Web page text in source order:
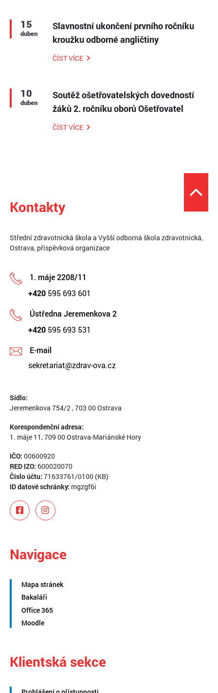
15
duben
Slavnostní ukončení prvního ročníku
kroužku odborné angličtiny
ČÍST VÍCE
10
duben
Soutěž ošetřovatelských dovedností
žáků 2. ročníku oborů Ošetřovatel
ČÍST VÍCE
Kontakty
Střední zdravotnická škola a Vyšší odborná škola zdravotnická,
Ostrava, příspěvková organizace
1. máje 2208/11
+420 595 693 601
Ústředna Jeremenkova 2
+420 595 693 531
E-mail
sekretariat@zdrav-ova.cz
Sídlo:
Jeremenkova 754/2 , 703 00 Ostrava
Korespondenční adresa:
1. máje 11, 709 00 Ostrava-Mariánské Hory
IČO: 00600920
RED IZO: 600020070
Číslo účtu: 71633761/0100 (KB)
ID datové schránky: mgzgf6i
Navigace
Mapa stránek
Bakaláři
Office 365
Moodle
Klientská sekce